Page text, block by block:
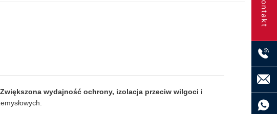
Kontakt
Zwiększona wydajność ochrony, izolacja przeciw wilgoci i